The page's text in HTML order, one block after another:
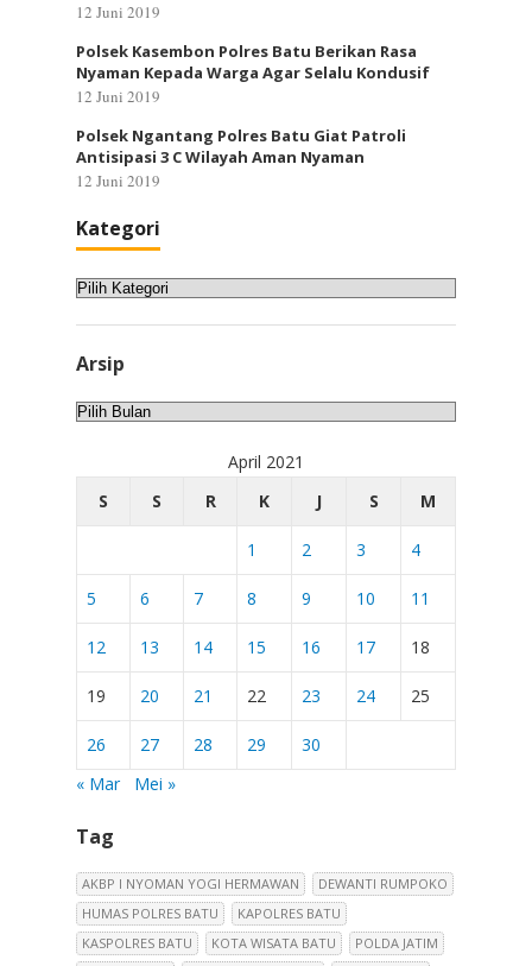
12 Juni 2019
Polsek Kasembon Polres Batu Berikan Rasa
Nyaman Kepada Warga Agar Selalu Kondusif
12 Juni 2019
Polsek Ngantang Polres Batu Giat Patroli
Antisipasi 3 C Wilayah Aman Nyaman
12 Juni 2019
Kategori
Kategori
Arsip
Arsip
April 2021
S
S R K J S M
1 2 3 4
5 6 7 8 9 10 11
12 13 14 15 16 17 18
19 20 21 22 23 24 25
26 27 28 29
30
« Mar
Mei »
Tag
AKBP I NYOMAN YOGI HERMAWAN
DEWANTI RUMPOKO
HUMAS POLRES BATU
KAPOLRES BATU
KASPOLRES BATU
KOTA WISATA BATU
POLDA JATIM